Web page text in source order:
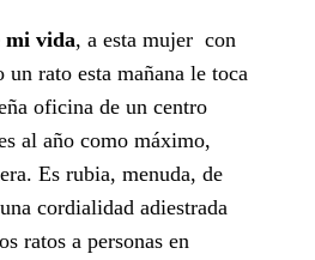
mi vida, a esta mujer con
un rato esta mañana le toca
oficina de un centro
al año como máximo,
Es rubia, menuda, de
cordialidad adiestrada
ratos a personas en